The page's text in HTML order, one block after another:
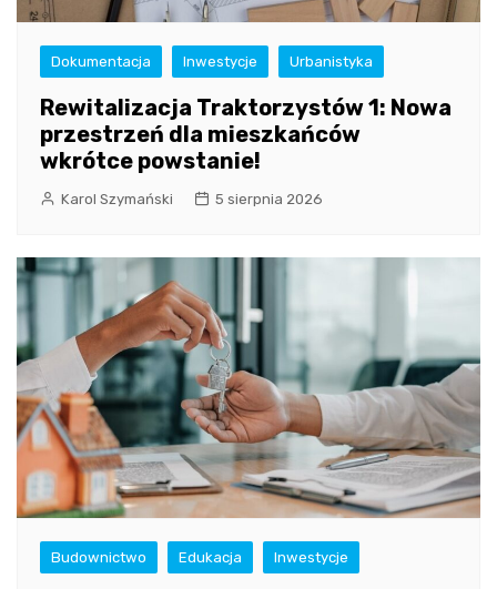
Dokumentacja Inwestycje Urbanistyka
Rewitalizacja Traktorzystów 1: Nowa
przestrzeń dla mieszkańców
wkrótce powstanie!
Karol Szymański 5 sierpnia 2026
Budownictwo Edukacja Inwestycje